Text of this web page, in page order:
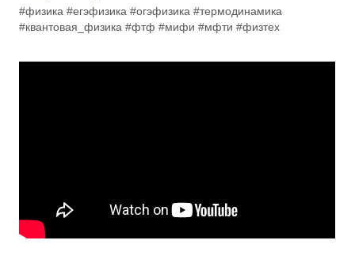
#физика #егэфизика #огэфизика #термодинамика
#квантовая_физика #фтф #мифи #мфти #физтех